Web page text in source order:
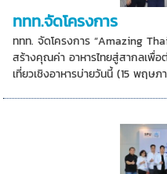
ททท.จัดโครงการ
ททท. จัดโครงการ “Amazing
สร้างคุณค่า อาหารไทยสู่สากลเพื่อ
เที่ยวเชิงอาหารบ่ายวันนี้ (15 พฤษ